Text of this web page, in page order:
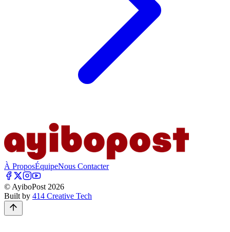
À ProposÉquipeNous Contacter
© AyiboPost 2026
Built by 414 Creative Tech